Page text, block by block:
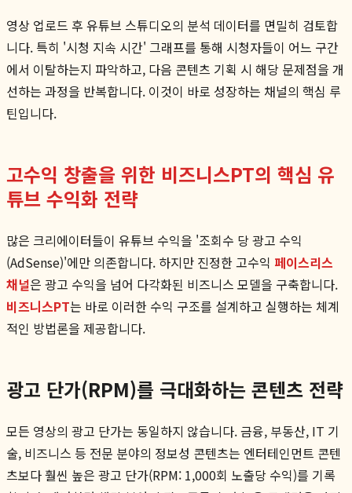
영상 업로드 후 유튜브 스튜디오의 분석 데이터를 면밀히 검토합
니다. 특히 '시청 지속 시간' 그래프를 통해 시청자들이 어느 구간
에서 이탈하는지 파악하고, 다음 콘텐츠 기획 시 해당 문제점을 개
선하는 과정을 반복합니다. 이것이 바로 성장하는 채널의 핵심 루
틴입니다.
고수익 창출을 위한 비즈니스PT의 핵심 유
튜브 수익화 전략
많은 크리에이터들이 유튜브 수익을 '조회수 당 광고 수익
(AdSense)'에만 의존합니다. 하지만 진정한 고수익 페이스리스
채널은 광고 수익을 넘어 다각화된 비즈니스 모델을 구축합니다.
비즈니스PT는 바로 이러한 수익 구조를 설계하고 실행하는 체계
적인 방법론을 제공합니다.
광고 단가(RPM)를 극대화하는 콘텐츠 전략
모든 영상의 광고 단가는 동일하지 않습니다. 금융, 부동산, IT 기
술, 비즈니스 등 전문 분야의 정보성 콘텐츠는 엔터테인먼트 콘텐
츠보다 훨씬 높은 광고 단가(RPM: 1,000회 노출당 수익)를 기록